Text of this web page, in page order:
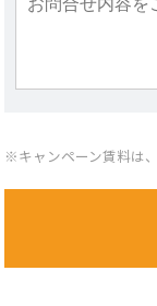
※キャンペーン賃料は